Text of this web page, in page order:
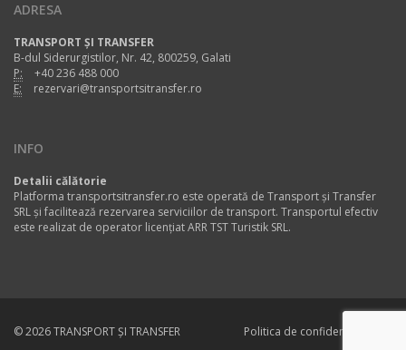
ADRESA
TRANSPORT ȘI TRANSFER
B-dul Siderurgistilor, Nr. 42, 800259, Galati
P:
+40 236 488 000
E:
rezervari@transportsitransfer.ro
INFO
Detalii călătorie
Platforma transportsitransfer.ro este operată de Transport și Transfer
SRL și facilitează rezervarea serviciilor de transport. Transportul efectiv
este realizat de operator licențiat ARR TST Turistik SRL.
© 2026 TRANSPORT ȘI TRANSFER
Politica de confidentialitate